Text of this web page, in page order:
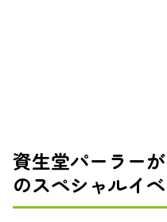
資生堂パーラー
のスペシャルイ